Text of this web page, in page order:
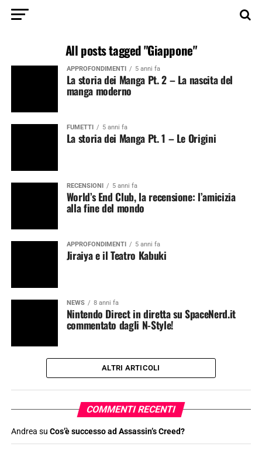
All posts tagged "Giappone"
APPROFONDIMENTI 5 anni fa
La storia dei Manga Pt. 2 – La nascita del
manga moderno
FUMETTI 5 anni fa
La storia dei Manga Pt. 1 – Le Origini
RECENSIONI 5 anni fa
World’s End Club, la recensione: l’amicizia
alla fine del mondo
APPROFONDIMENTI 5 anni fa
Jiraiya e il Teatro Kabuki
NEWS 8 anni fa
Nintendo Direct in diretta su SpaceNerd.it
commentato dagli N-Style!
ALTRI ARTICOLI
COMMENTI RECENTI
Andrea su Cos’è successo ad Assassin’s Creed?